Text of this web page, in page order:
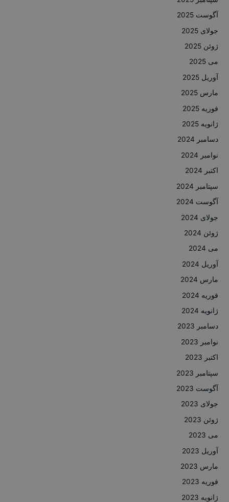
آگوست 2025
جولای 2025
ژوئن 2025
می 2025
آوریل 2025
مارس 2025
فوریه 2025
ژانویه 2025
دسامبر 2024
نوامبر 2024
اکتبر 2024
سپتامبر 2024
آگوست 2024
جولای 2024
ژوئن 2024
می 2024
آوریل 2024
مارس 2024
فوریه 2024
ژانویه 2024
دسامبر 2023
نوامبر 2023
اکتبر 2023
سپتامبر 2023
آگوست 2023
جولای 2023
ژوئن 2023
می 2023
آوریل 2023
مارس 2023
فوریه 2023
ژانویه 2023